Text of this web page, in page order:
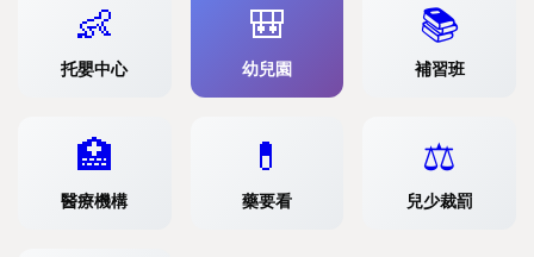
👶
托嬰中心
🎒
幼兒園
📚
補習班
🏥
醫療機構
💊
藥要看
⚖️
兒少裁罰